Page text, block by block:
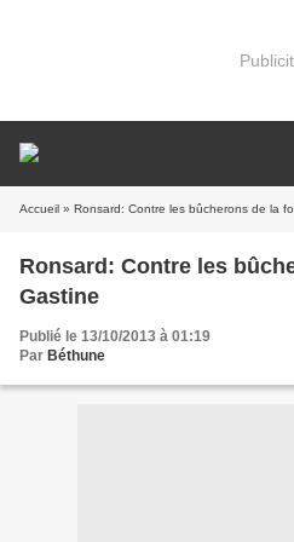
Accueil » Ronsard: Contre les bûcherons de la
Ronsard: Contre les
Gastine
Publié le 13/10/2013 à 01:19
Par Béthune